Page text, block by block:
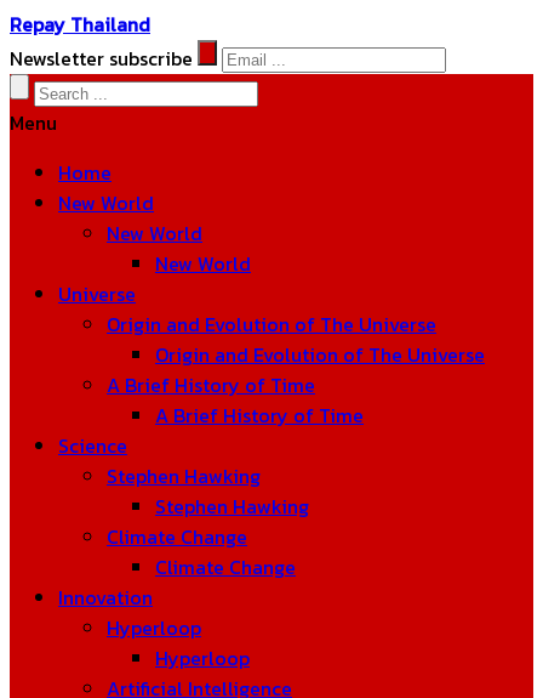
Repay Thailand
Newsletter subscribe
Menu
Home
New World
New World
New World
Universe
Origin and Evolution of The Universe
Origin and Evolution of The Universe
A Brief History of Time
A Brief History of Time
Science
Stephen Hawking
Stephen Hawking
Climate Change
Climate Change
Innovation
Hyperloop
Hyperloop
Artificial Intelligence